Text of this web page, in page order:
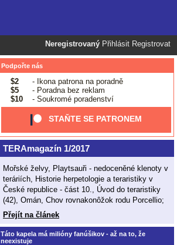
Neregistrovaný Přihlásit Registrovat
Podpořte nás
$2
- Ikona patrona na poradně
$5
- Poradna bez reklam
$10
- Soukromé poradenství
STAŇTE SE PATRONEM
TERAmagazín 1/2017
Mořské želvy, Playtsauři - nedoceněné klenoty v
teráriích, Historie herpetologie a teraristiky v
České republice - část 10., Úvod do teraristiky
(42), Omán, Chov rovnakonôžok rodu Porcellio;
Přejít na článek
Táto kapela má milióny fanúšikov - až na to, že
neexistuje